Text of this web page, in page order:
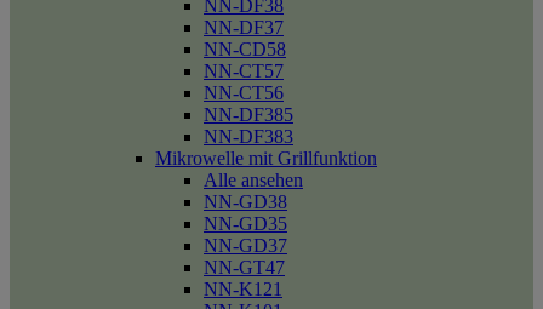
NN-DF38
NN-DF37
NN-CD58
NN-CT57
NN-CT56
NN-DF385
NN-DF383
Mikrowelle mit Grillfunktion
Alle ansehen
NN-GD38
NN-GD35
NN-GD37
NN-GT47
NN-K121